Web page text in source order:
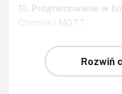
10. Programowanie w
Chmura i MQTT
Rozwiń